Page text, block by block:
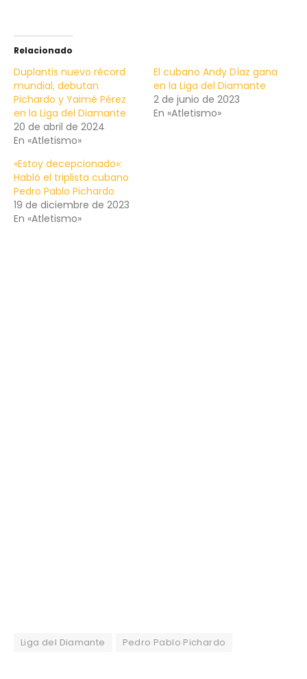
Relacionado
Duplantis nuevo récord
mundial, debutan
Pichardo y Yaimé Pérez
en la Liga del Diamante
20 de abril de 2024
En «Atletismo»
El cubano Andy Díaz gana
en la Liga del Diamante
2 de junio de 2023
En «Atletismo»
«Estoy decepcionado»:
Habló el triplista cubano
Pedro Pablo Pichardo
19 de diciembre de 2023
En «Atletismo»
Liga del Diamante Pedro Pablo Pichardo